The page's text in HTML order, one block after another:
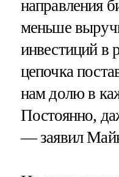
направления
меньше
инвестиций в
цепочка
нам долю в
Постоянно,
— заявил